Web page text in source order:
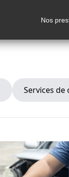
Nos
Services de